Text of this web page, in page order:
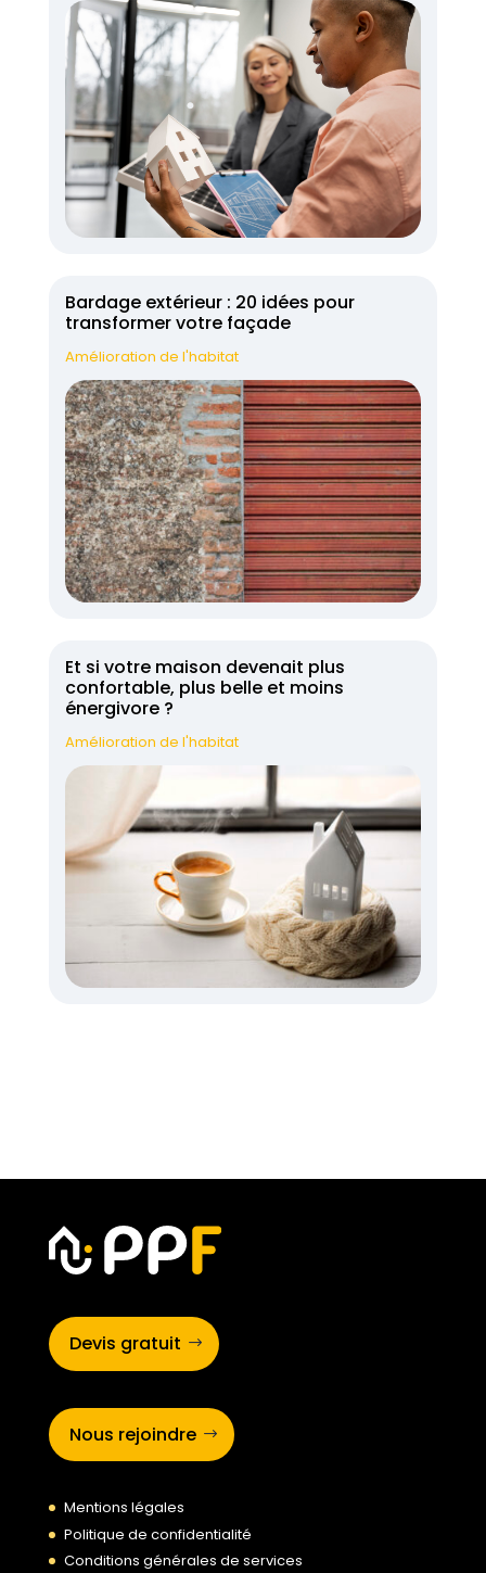
Bardage extérieur : 20 idées pour
transformer votre façade
Amélioration de l'habitat
Et si votre maison devenait plus
confortable, plus belle et moins
énergivore ?
Amélioration de l'habitat
Devis gratuit
Nous rejoindre
Mentions légales
Politique de confidentialité
Conditions générales de services